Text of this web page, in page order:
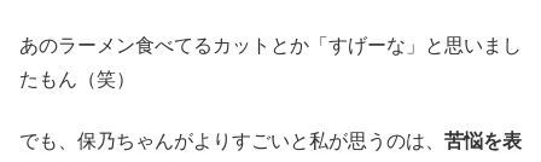
あのラーメン食べてるカットとか「すげーな」と思いまし
たもん（笑）
でも、保乃ちゃんがよりすごいと私が思うのは、 苦悩を表